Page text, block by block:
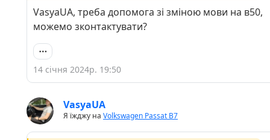
VasyaUA, треба допомога зі зміною мови на в50,
можемо зконтактувати?
14 січня 2024р. 19:50
VasyaUA
Я їжджу на Volkswagen Passat B7